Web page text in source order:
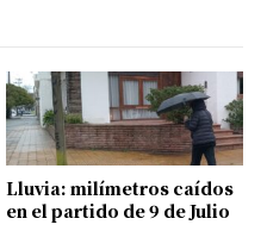
Lluvia: milímetros caídos
en el partido de 9 de Julio